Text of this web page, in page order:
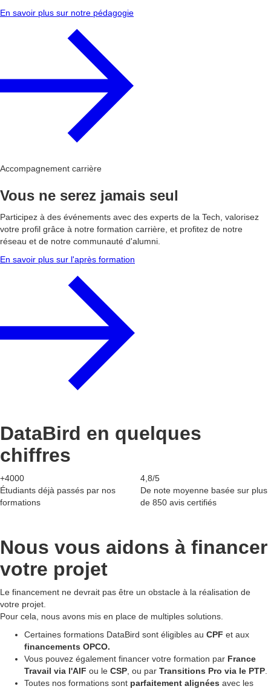
En savoir plus sur notre pédagogie
Accompagnement carrière
Vous ne serez jamais seul
Participez à des événements avec des experts de la Tech, valorisez
votre profil grâce à notre formation carrière, et profitez de notre
réseau et de notre communauté d'alumni.
En savoir plus sur l'après formation
DataBird en quelques
chiffres
+4000
Étudiants déjà passés par nos
formations
4,8/5
De note moyenne basée sur plus
de 850 avis certifiés
Nous vous aidons à financer
votre projet
Le financement ne devrait pas être un obstacle à la réalisation de
votre projet.
Pour cela, nous avons mis en place de multiples solutions.
Certaines formations DataBird sont éligibles au CPF et aux
financements OPCO.
Vous pouvez également financer votre formation par France
Travail via l'AIF ou le CSP , ou par Transitions Pro via le PTP
Toutes nos formations sont parfaitement alignées avec les